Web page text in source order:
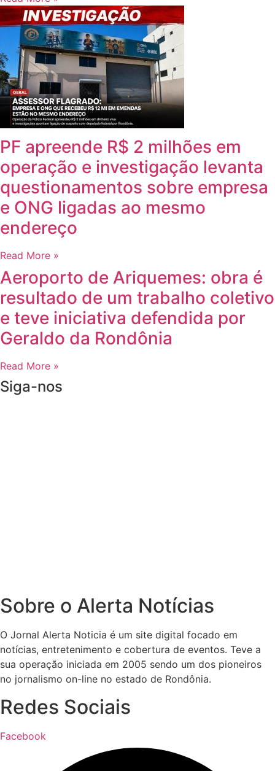
PF apreende R$ 2 milhões em
operação e investigação levanta
questionamentos sobre empresa
e ONG ligadas ao mesmo
endereço
Read More »
Aeroporto de Ariquemes: obra é
resultado de um trabalho coletivo
e teve iniciativa defendida por
Geraldo da Rondônia
Read More »
Siga-nos
Sobre o Alerta Notícias
O Jornal Alerta Noticia é um site digital focado em
notícias, entretenimento e cobertura de eventos. Teve a
sua operação iniciada em 2005 sendo um dos pioneiros
no jornalismo on-line no estado de Rondônia.
Redes Sociais
Facebook